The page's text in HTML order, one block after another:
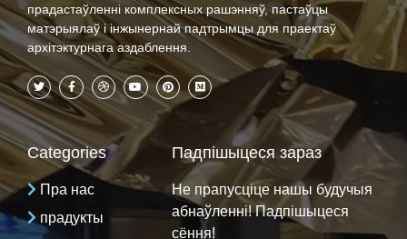
прадастаўленні комплексных рашэнняў, пастаўцы
матэрыялаў і інжынернай падтрымцы для праектаў
архітэктурнага аздаблення.
Categories
Пра нас
прадукты
Падпішыцеся зараз
Не прапусціце нашы будучыя
абнаўленні! Падпішыцеся
сёння!